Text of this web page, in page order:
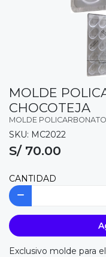
MOLDE
CHOCOTEJA
MOLDE
SKU: MC2022
S/ 70.00
CANTIDAD
Exclusivo molde para